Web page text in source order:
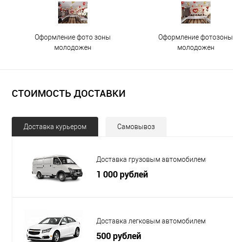
Оформление фото зоны
молодожен
Оформление фотозоны
молодожен
СТОИМОСТЬ ДОСТАВКИ
Доставка курьером Самовывоз
Доставка грузовым автомобилем
1 000 рублей
Доставка легковым автомобилем
500 рублей